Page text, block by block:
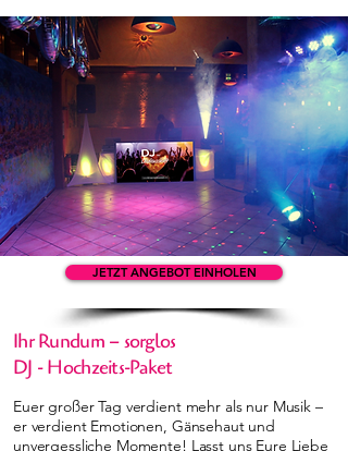
JETZT ANGEBOT EINHOLEN
Ihr Rundum – sorglos
DJ - Hochzeits-Paket
Euer großer Tag verdient mehr als nur Musik –
er verdient Emotionen, Gänsehaut und
unvergessliche Momente! Lasst uns Eure Liebe